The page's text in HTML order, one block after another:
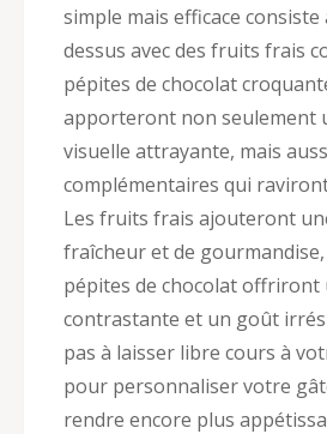
simple mais efficace consiste
dessus avec des fruits frais
pépites de chocolat
apporteront non seulement
visuelle attrayante, mais
complémentaires qui
Les fruits frais ajouteront
fraîcheur et de
pépites de chocolat offriront
contrastante et un goût
pas à laisser libre cours à
pour personnaliser votre
rendre encore plus